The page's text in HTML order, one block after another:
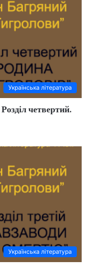
Українська література
четвертий.
Українська література